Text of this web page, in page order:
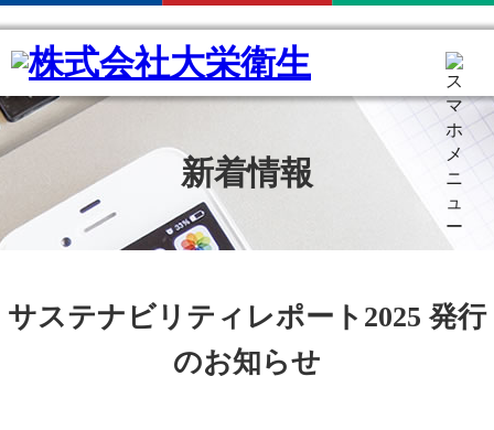
新着情報
サステナビリティレポート2025 発行
のお知らせ